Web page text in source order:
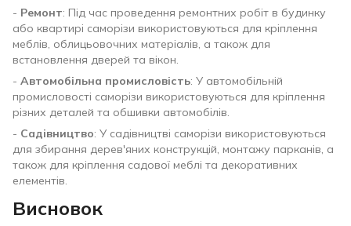
- Ремонт: Під час проведення ремонтних робіт в будинку
або квартирі саморізи використовуються для кріплення
меблів, облицьовочних матеріалів, а також для
встановлення дверей та вікон.
- Автомобільна промисловість: У автомобільній
промисловості саморізи використовуються для кріплення
різних деталей та обшивки автомобілів.
- Садівництво: У садівництві саморізи використовуються
для збирання дерев'яних конструкцій, монтажу парканів, а
також для кріплення садової меблі та декоративних
елементів.
Висновок